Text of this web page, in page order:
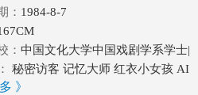
： 1984-8-7
： 中国文化大学中国戏剧学系学士|
戏剧科
秘密访客 记忆大师 红衣小女孩 AI
》